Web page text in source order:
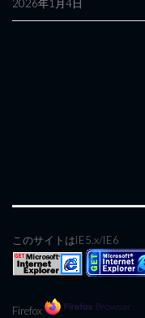
2026年1月4日
このサイトはIE5.x/IE6
Firefox